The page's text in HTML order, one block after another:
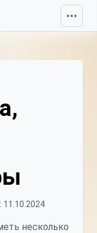
11.10.2024
несколько